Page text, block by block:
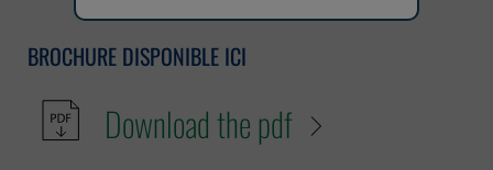
BROCHURE DISPONIBLE ICI
Download the pdf